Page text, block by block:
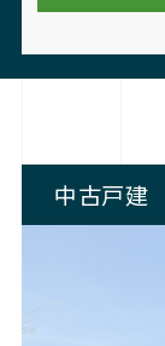
中古戸建